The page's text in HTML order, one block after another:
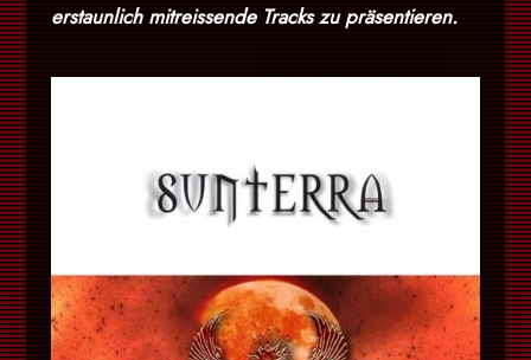
erstaunlich mitreissende Tracks zu präsentieren.